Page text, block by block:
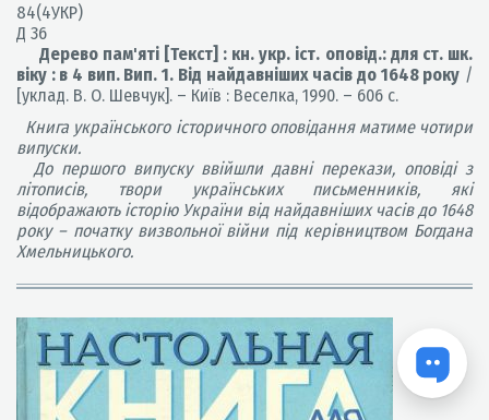
84(4УКР)
Д 36
Дерево пам'яті [Текст] : кн. укр. іст. оповід.: для ст. шк.
віку : в 4 вип. Вип. 1. Від найдавніших часів до 1648 року /
[уклад. В. О. Шевчук]. – Київ : Веселка, 1990. – 606 с.
Книга українського історичного оповідання матиме чотири
випуски.
До першого випуску ввійшли давні перекази, оповіді з
літописів, твори українських письменників, які
відображають історію України від найдавніших часів до 1648
року – початку визвольної війни під керівництвом Богдана
Хмельницького.